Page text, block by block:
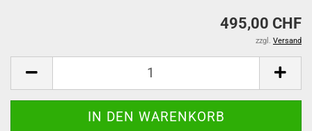
495,00 CHF
zzgl. Versand